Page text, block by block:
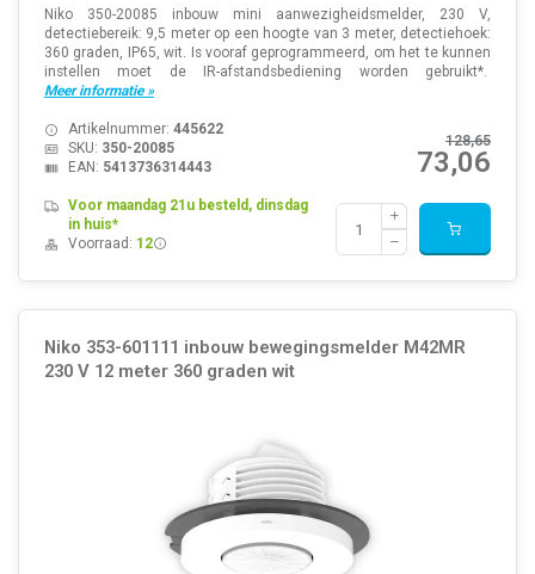
Niko 350-20085 inbouw mini aanwezigheidsmelder, 230 V,
detectiebereik: 9,5 meter op een hoogte van 3 meter, detectiehoek:
360 graden, IP65, wit. Is vooraf geprogrammeerd, om het te kunnen
instellen moet de IR-afstandsbediening worden gebruikt*.
Meer informatie »
128,65
73,06
Artikelnummer: 445622
SKU: 350-20085
EAN: 5413736314443
Voor maandag 21u besteld, dinsdag
in huis*
Voorraad: 12
Niko 353-601111 inbouw bewegingsmelder M42MR
230 V 12 meter 360 graden wit